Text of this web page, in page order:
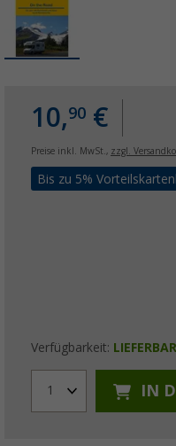
10,90 €
Preise inkl. MwSt., zzgl.
Bis zu 5%
Verfügbarkeit:
1 IN